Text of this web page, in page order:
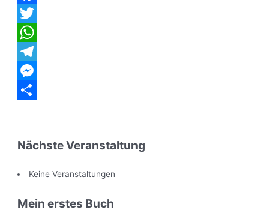
Facebook
Twitter
WhatsApp
Telegram
Messenger
Nächste Veranstaltung
Keine Veranstaltungen
Mein erstes Buch